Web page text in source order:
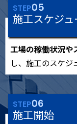
STEP05
施工スケジ
工場の稼働状況や
し、施工のスケジ
STEP06
施工開始